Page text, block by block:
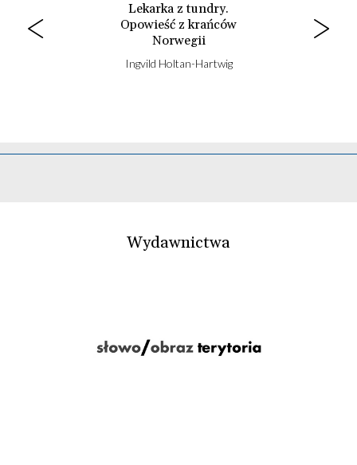
Lekarka z tundry.
Opowieść z krańców
Norwegii
Ingvild Holtan-Hartwig
Wydawnictwa